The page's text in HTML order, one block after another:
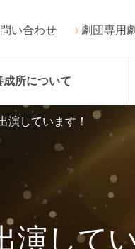
い合わせ 劇団専用
成所について
して
演しています！